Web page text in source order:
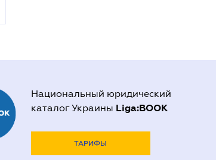
Национальный юридический
каталог Украины Liga:BOOK
ТАРИФЫ